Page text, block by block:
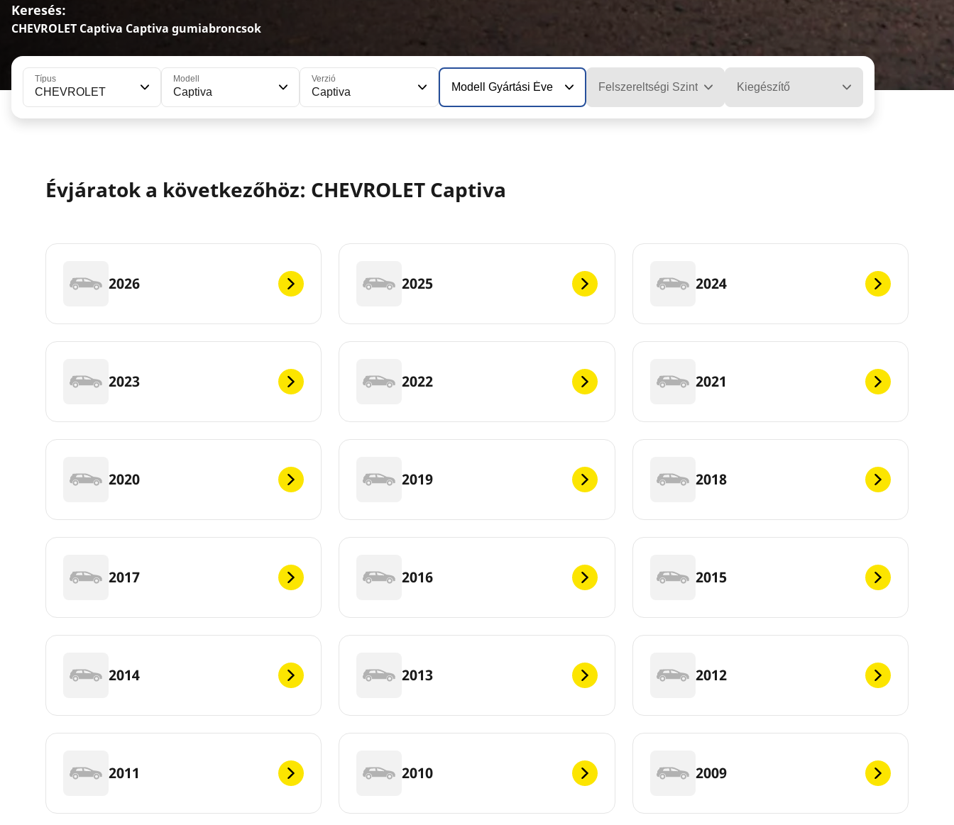
Keresés:
CHEVROLET Captiva Captiva gumiabroncsok
Típus
CHEVROLET
Modell
Captiva
Verzió
Captiva Modell Gyártási Éve Felszereltségi Szint Kiegészítő
Évjáratok a következőhöz: CHEVROLET Captiva
2026 2025 2024
2023 2022 2021
2020 2019 2018
2017 2016 2015
2014 2013 2012
2011 2010 2009